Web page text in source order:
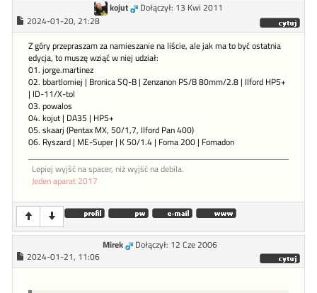
kojut
Dołączył: 13 Kwi 2011
2024-01-20, 21:28
Z góry przepraszam za namieszanie na liście, ale jak ma to być ostatnia
edycja, to muszę wziąć w niej udział:
01. jorge.martinez
02. bbartlomiej | Bronica SQ-B | Zenzanon PS/B 80mm/2.8 | Ilford HP5+
| ID-11/X-tol
03. powalos
04. kojut | DA35 | HP5+
05. skaarj (Pentax MX, 50/1,7, Ilford Pan 400)
06. Ryszard | ME-Super | K 50/1.4 | Foma 200 | Fomadon
Lepiej wyjść na spacer, niż wyjść na debila.
Jeden aparat 2017
Mirek
Dołączył: 12 Cze 2006
2024-01-21, 11:06